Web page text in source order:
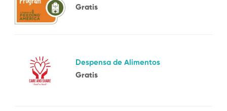
Gratis
Despensa de Alimentos
Gratis